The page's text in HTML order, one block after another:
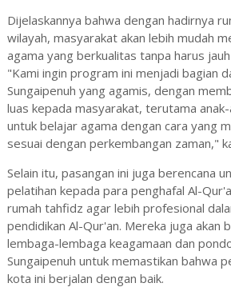
Dijelaskannya bahwa dengan hadirnya
wilayah, masyarakat akan lebih mudah
agama yang berkualitas tanpa harus
"Kami ingin program ini menjadi bagian
Sungaipenuh yang agamis, dengan
luas kepada masyarakat, terutama
untuk belajar agama dengan cara yang
sesuai dengan perkembangan zaman,"
Selain itu, pasangan ini juga berencana
pelatihan kepada para penghafal Al-
rumah tahfidz agar lebih profesional
pendidikan Al-Qur'an. Mereka juga akan
lembaga-lembaga keagamaan dan
Sungaipenuh untuk memastikan bahwa
kota ini berjalan dengan baik.